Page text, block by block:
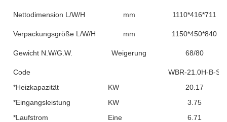
Nettodimension L/W/H mm 1110*416*711
Verpackungsgröße L/W/H mm 1150*450*840
Gewicht N.W/G.W. Weigerung 68/80
Code
WBR-21.0H-B-S
*Heizkapazität
KW
20.17
*Eingangsleistung
KW
3.75
*Laufstrom
Eine
6.71